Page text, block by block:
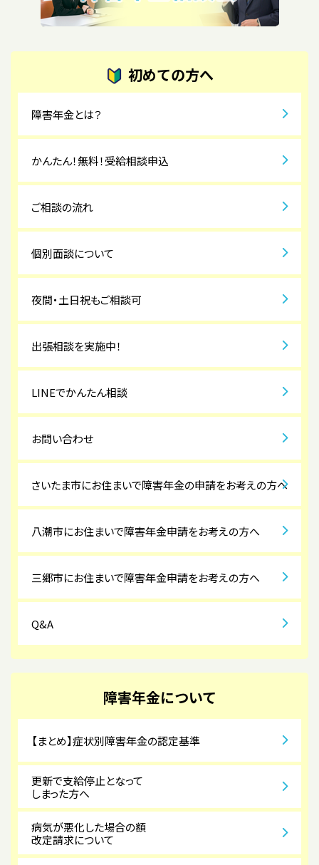
初めての方へ
障害年金とは？
かんたん！無料！受給相談申込
ご相談の流れ
個別面談について
夜間・土日祝もご相談可
出張相談を実施中！
LINEでかんたん相談
お問い合わせ
さいたま市にお住まいで障害年金の申請をお考えの方へ
八潮市にお住まいで障害年金申請をお考えの方へ
三郷市にお住まいで障害年金申請をお考えの方へ
Q&A
障害年金について
【まとめ】症状別障害年金の認定基準
更新で支給停止となって
しまった方へ
病気が悪化した場合の額
改定請求について